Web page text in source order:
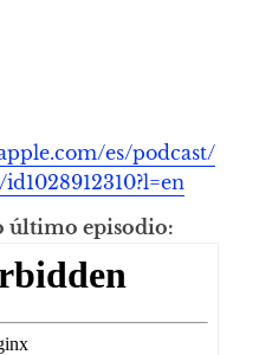
es/podcast/
último episodio: